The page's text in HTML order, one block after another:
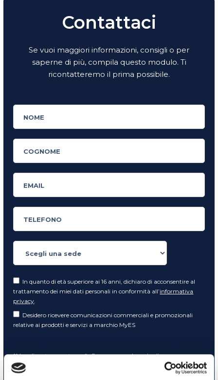
Contattaci
Se vuoi maggiori informazioni, consigli o per
saperne di più, compila questo modulo. Ti
ricontatteremo il prima possibile.
In quanto di età superiore ai 16 anni, dichiaro di acconsentire al
trattamento dei miei dati personali in conformità all’informativa
privacy.
Desidero ricevere comunicazioni commerciali e promozionali
relative ai prodotti e servizi a marchio MyES
** le sedi contrassegnate con * offrono sempre solo corsi online